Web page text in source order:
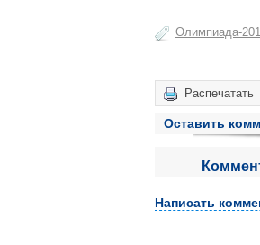
Олимпиада-
Распечатать
Оставить
Написать